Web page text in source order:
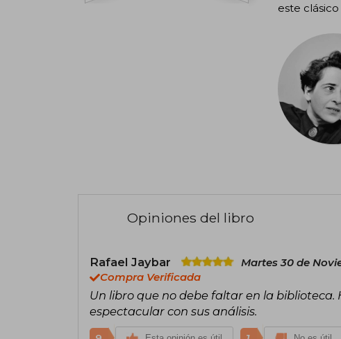
este
Opiniones del libro
Rafael Jaybar
Martes 30 de
Compra Verificada
Un libro que no debe faltar en la
espectacular con sus análisis.